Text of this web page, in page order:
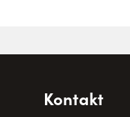
Kontakt